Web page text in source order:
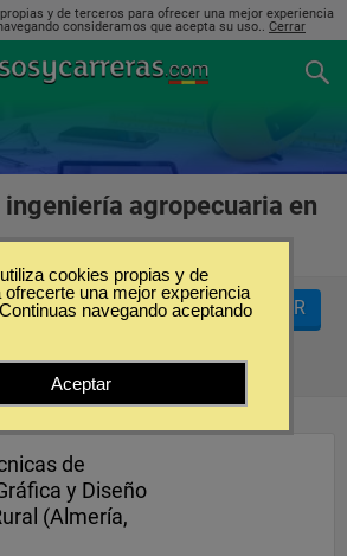
y de terceros para ofrecer una mejor experiencia
consideramos que acepta su uso.. Cerrar
ingeniería agropecuaria en
FILTRAR
de
y Diseño
(Almería,
cookies propias y de
una mejor experiencia
navegando aceptando
Aceptar